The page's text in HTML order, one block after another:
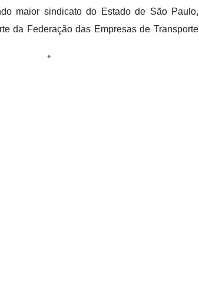
maior sindicato do Estado de São Paulo,
da Federação das Empresas de Transporte